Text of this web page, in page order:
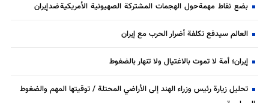
بضع نقاط مهمة حول الهجمات المشتركة الصهيونية الأمريكية ضد إيران
العالم سيدفع تكلفة أضرار الحرب مع إيران
إيران؛ أمة لا تموت بالاغتيال ولا تنهار بالضغوط
تحليل زيارة رئيس وزراء الهند إلى الأراضي المحتلة / توقيتها المهم والضغوط